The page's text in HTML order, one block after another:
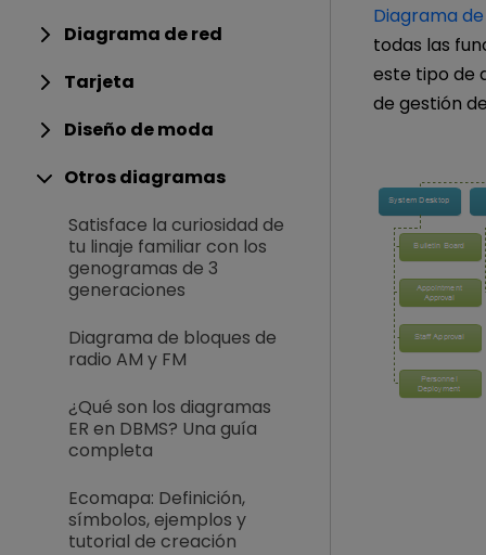
Diagrama de red
Tarjeta
Diseño de moda
Otros diagramas
Satisface la curiosidad de
tu linaje familiar con los
genogramas de 3
generaciones
Diagrama de bloques de
radio AM y FM
¿Qué son los diagramas
ER en DBMS? Una guía
completa
Ecomapa: Definición,
símbolos, ejemplos y
tutorial de creación
Diagrama
todas las
este tipo de
de gestión